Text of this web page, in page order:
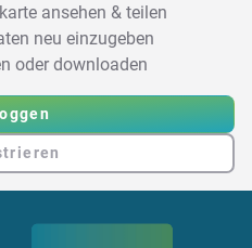
ansehen & teilen
neu einzugeben
oder downloaden